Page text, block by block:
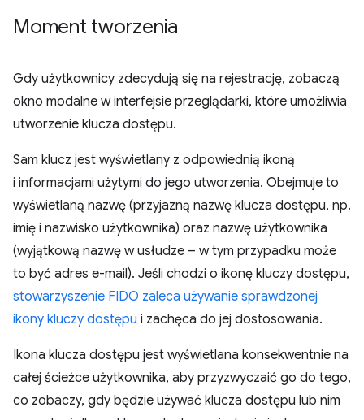
Moment tworzenia
Gdy użytkownicy zdecydują się na rejestrację, zobaczą
okno modalne w interfejsie przeglądarki, które umożliwia
utworzenie klucza dostępu.
Sam klucz jest wyświetlany z odpowiednią ikoną
i informacjami użytymi do jego utworzenia. Obejmuje to
wyświetlaną nazwę (przyjazną nazwę klucza dostępu, np.
imię i nazwisko użytkownika) oraz nazwę użytkownika
(wyjątkową nazwę w usłudze – w tym przypadku może
to być adres e-mail). Jeśli chodzi o ikonę kluczy dostępu,
stowarzyszenie FIDO zaleca używanie sprawdzonej
ikony kluczy dostępu i zachęca do jej dostosowania.
Ikona klucza dostępu jest wyświetlana konsekwentnie na
całej ścieżce użytkownika, aby przyzwyczaić go do tego,
co zobaczy, gdy będzie używać klucza dostępu lub nim